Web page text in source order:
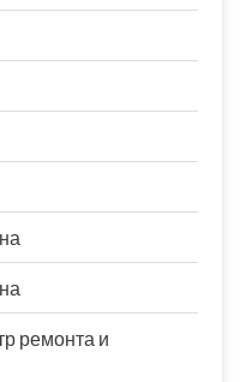
ремонта и